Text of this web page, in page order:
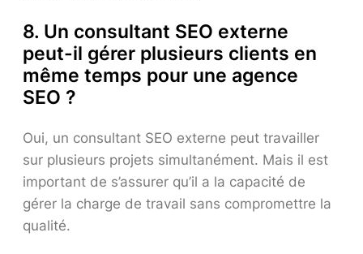
8. Un consultant SEO externe
peut-il gérer plusieurs clients en
même temps pour une agence
SEO ?
Oui, un consultant SEO externe peut travailler
sur plusieurs projets simultanément. Mais il est
important de s’assurer qu’il a la capacité de
gérer la charge de travail sans compromettre la
qualité.